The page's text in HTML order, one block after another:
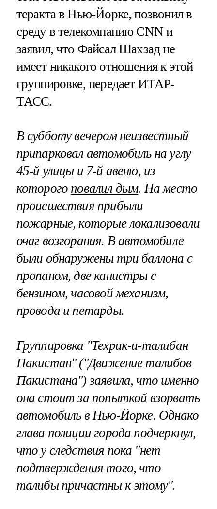
теракта в Нью-Йорке, позвонил в
среду в телекомпанию CNN и
заявил, что Файсал Шахзад не
имеет никакого отношения к этой
группировке, передает ИТАР-
ТАСС.
В субботу вечером неизвестный
припарковал автомобиль на углу
45-й улицы и 7-й авеню, из
которого повалил дым. На место
происшествия прибыли
пожарные, которые локализовали
очаг возгорания. В автомобиле
были обнаружены три баллона с
пропаном, две канистры с
бензином, часовой механизм,
провода и петарды.
Группировка "Техрик-и-талибан
Пакистан" ("Движение талибов
Пакистана") заявила, что именно
она стоит за попыткой взорвать
автомобиль в Нью-Йорке. Однако
глава полиции города подчеркнул,
что у следствия пока "нет
подтверждения того, что
талибы причастны к этому".